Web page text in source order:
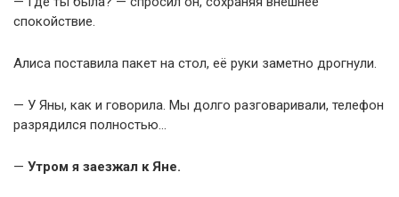
спокойствие.
Алиса поставила пакет на стол, её руки заметно дрогнули.
— У Яны, как и говорила. Мы долго разговаривали, телефон
разрядился полностью…
— Утром я заезжал к Яне.